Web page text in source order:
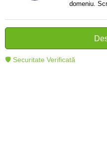
domeniu.
cititorii să
tehnologia
🛡 Securitate Verificată